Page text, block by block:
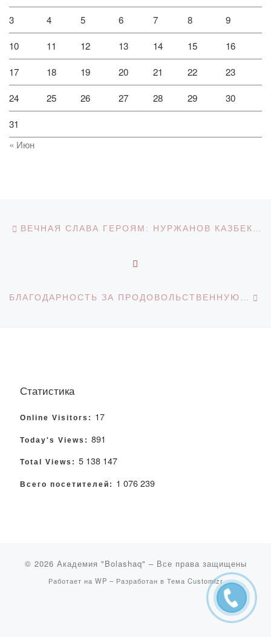
3 4 5 6 7 8 9
10 11 12 13 14 15 16
17 18 19 20 21 22 23
24 25 26 27 28 29 30
31
« Июн
Навигация по записям
Статистика
Online Visitors: 17
Today's Views: 891
Total Views: 5 138 147
Всего посетителей: 1 076 239
© 2026 Академия "Bolashaq" – Все права защищены
Работает на WP – Разработан в Тема Customizr